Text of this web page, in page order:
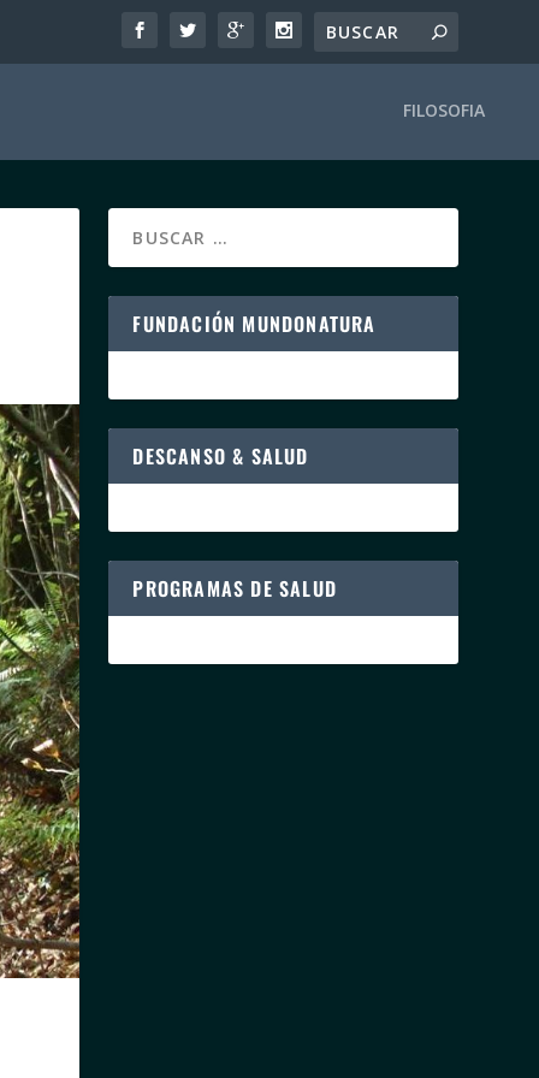
FILOSOFIA
FUNDACIÓN MUNDONATURA
DESCANSO & SALUD
PROGRAMAS DE SALUD